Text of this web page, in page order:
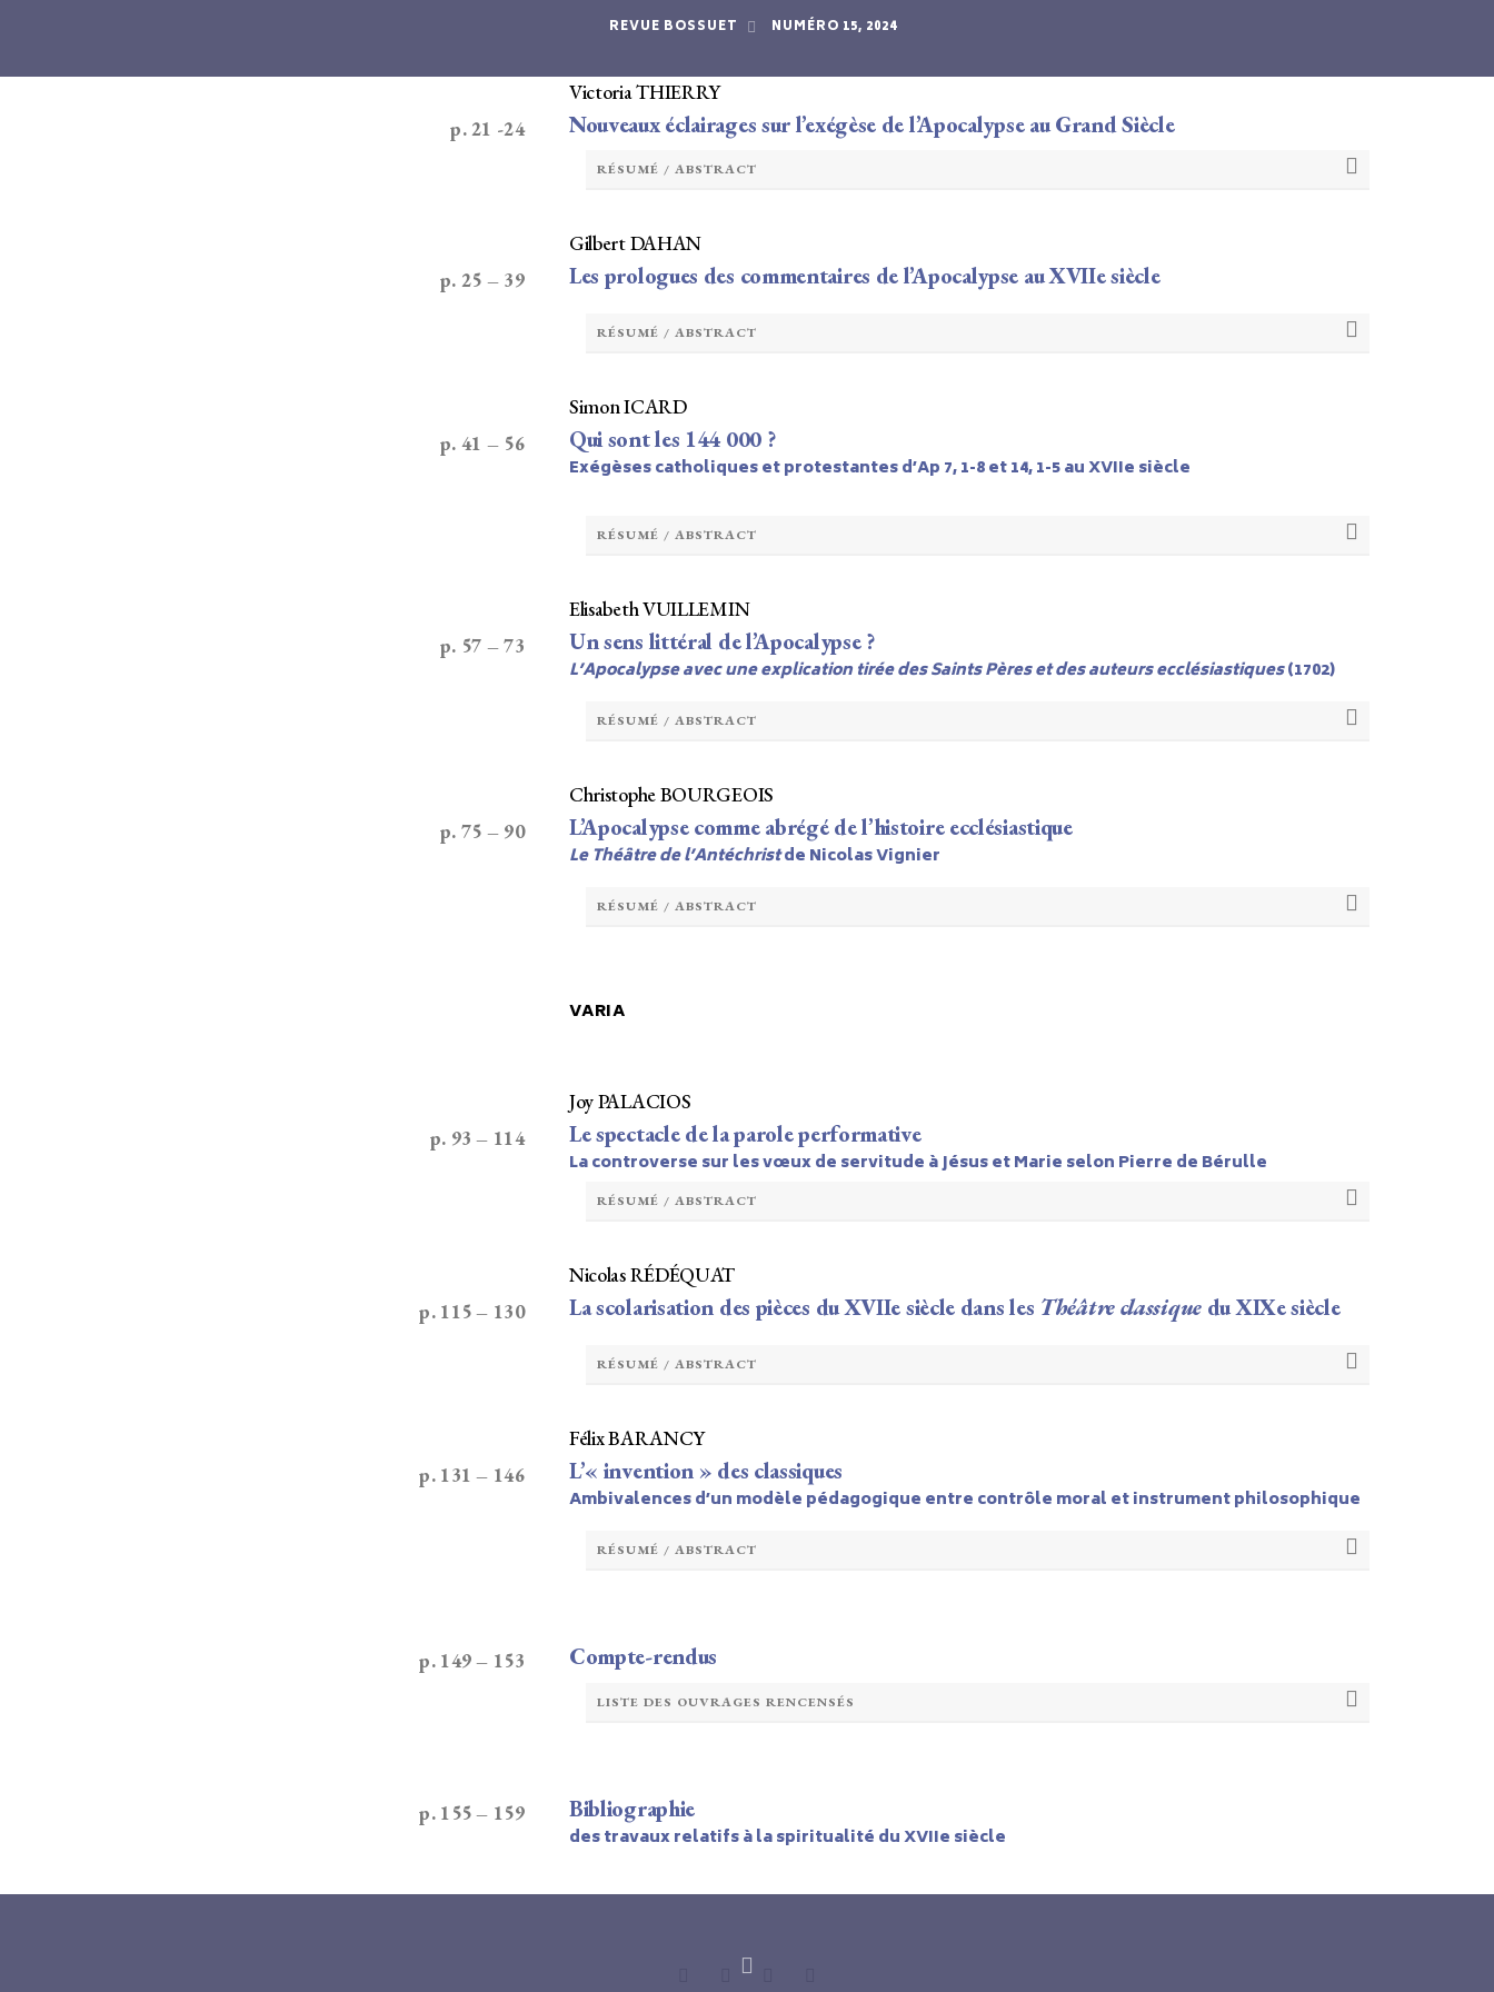
REVUE BOSSUET NUMÉRO 15, 2024
p. 21 -24 Nouveaux éclairages sur l’exégèse de l’Apocalypse au Grand Siècle
Victoria THIERRY
RÉSUMÉ / ABSTRACT
p. 25 – 39 Les prologues des commentaires de l’Apocalypse au XVIIe siècle
Gilbert DAHAN
RÉSUMÉ / ABSTRACT
p. 41 – 56 Qui sont les 144 000 ?
Simon ICARD
Exégèses catholiques et protestantes d’Ap 7, 1-8 et 14, 1-5 au XVIIe siècle
RÉSUMÉ / ABSTRACT
p. 57 – 73 Un sens littéral de l’Apocalypse ?
Elisabeth VUILLEMIN
L’Apocalypse avec une explication tirée des Saints Pères et des auteurs ecclésiastiques(1702)
RÉSUMÉ / ABSTRACT
p. 75 – 90 L’Apocalypse comme abrégé de l’histoire ecclésiastique
Christophe BOURGEOIS
Le Théâtre de l’Antéchristde Nicolas Vignier
RÉSUMÉ / ABSTRACT
VARIA
p. 93 – 114 Le spectacle de la parole performative
Joy PALACIOS
La controverse sur les vœux de servitude à Jésus et Marie selon Pierre de Bérulle
RÉSUMÉ / ABSTRACT
p. 115 – 130 La scolarisation des pièces du XVIIe siècle dans les Théâtre classique du XIXe siècle
Nicolas RÉDÉQUAT
RÉSUMÉ / ABSTRACT
p. 131 – 146 L’« invention » des classiques
Félix BARANCY
Ambivalences d’un modèle pédagogique entre contrôle moral et instrument philosophique
RÉSUMÉ / ABSTRACT
p. 149 – 153 Compte-rendus
LISTE DES OUVRAGES RENCENSÉS
p. 155 – 159 Bibliographie
des travaux relatifs à la spiritualité du XVIIe siècle